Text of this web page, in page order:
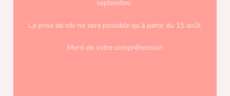
dépendance / Dépression, burn-out / Peur,
phobie / A la recherche de sa place / Relation,
Traumatisme, abus / Rupture, deuil ….
septembre.
La prise de rdv ne sera possible qu’à partir du 15 août.
Merci de votre compréhension